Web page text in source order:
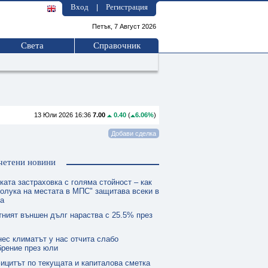
Вход Регистрация
Петък, 7 Август 2026
Света Справочник
13 Юли 2026 16:36 7.00 0.40 ( 6.06%)
новини
застраховка с голяма стойност – как
на местата в МПС" защитава всеки в
външен дълг нараства с 25.5% през
климатът у нас отчита слабо
през юли
по текущата и капиталова сметка